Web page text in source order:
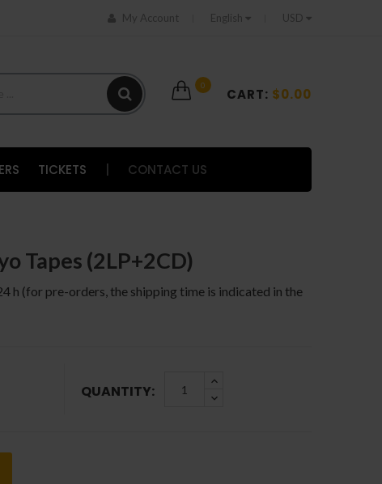
My Account English USD
0
CART: $0.00
TICKETS CONTACT US
Tapes (2LP+2CD)
h (for pre-orders, the shipping time is indicated in the
QUANTITY: